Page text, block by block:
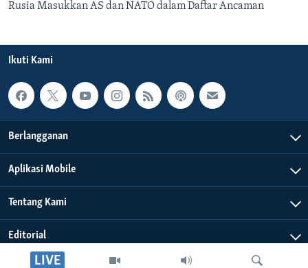
LIVE
Rusia Masukkan AS dan NATO dalam Daftar Ancaman
Ikuti Kami
Berlangganan
Aplikasi Mobile
Tentang Kami
Editorial